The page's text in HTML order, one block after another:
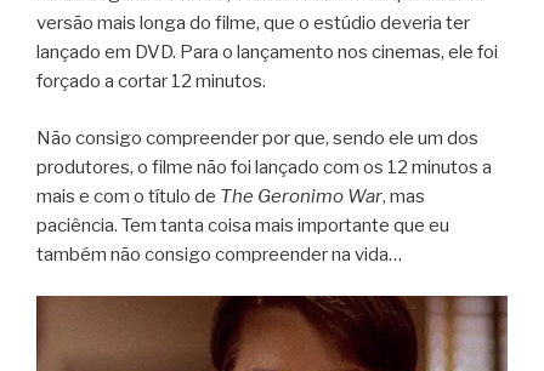
versão mais longa do filme, que o estúdio deveria ter
lançado em DVD. Para o lançamento nos cinemas, ele foi
forçado a cortar 12 minutos.
Não consigo compreender por que, sendo ele um dos
produtores, o filme não foi lançado com os 12 minutos a
mais e com o título de The Geronimo War, mas
paciência. Tem tanta coisa mais importante que eu
também não consigo compreender na vida…